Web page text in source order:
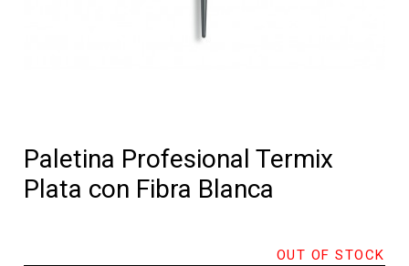
Paletina Profesional Termix
Plata con Fibra Blanca
OUT OF STOCK